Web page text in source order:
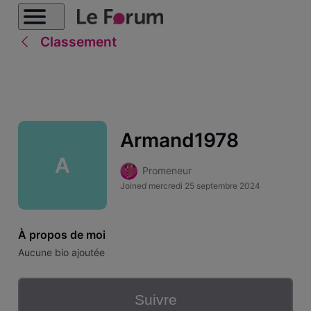
Classement
A
Armand1978
Promeneur
Joined mercredi 25 septembre 2024
À propos de moi
Aucune bio ajoutée
Suivre